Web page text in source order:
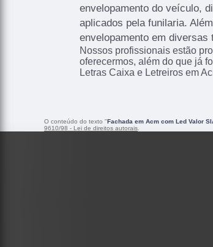
envelopamento do veículo,
aplicados pela funilaria.
envelopamento em diversas
Nossos profissionais estão
oferecermos, além do que já
Letras Caixa e Letreiros em
O conteúdo do texto "Fachada em Acm com Led Valor
9610/98 - Lei de direitos autorais